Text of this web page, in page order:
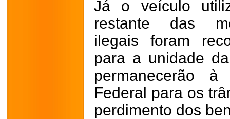
Já o veículo
restante das
ilegais foram
para a unidade
permanecerão
Federal para os
perdimento dos